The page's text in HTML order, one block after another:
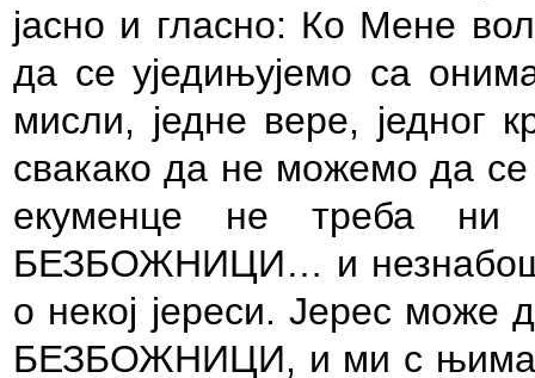
јасно и гласно: Ко Мене
да се уједињујемо са
мисли, једне вере,
свакако да не можемо да се
екуменце не треба ни
БЕЗБОЖНИЦИ… и
о некој јереси. Јерес може
БЕЗБОЖНИЦИ, и ми с њима